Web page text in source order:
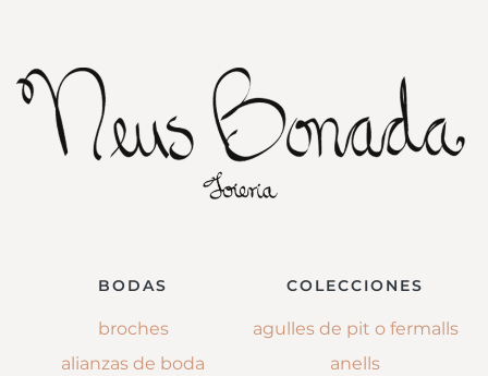
BODAS
broches
alianzas de boda
COLECCIONES
agulles de pit o fermalls
anells